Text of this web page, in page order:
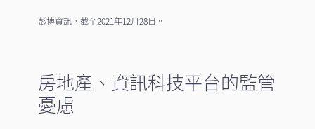
彭博資訊，截至2021年12月28日。
房地產、資訊科技平台的監管
憂慮